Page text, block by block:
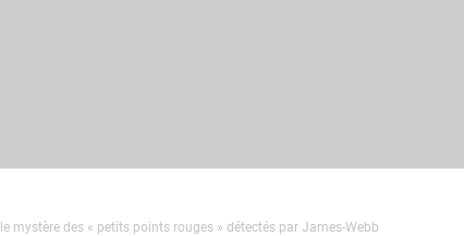
mystère des « petits points rouges » détectés par James-Webb